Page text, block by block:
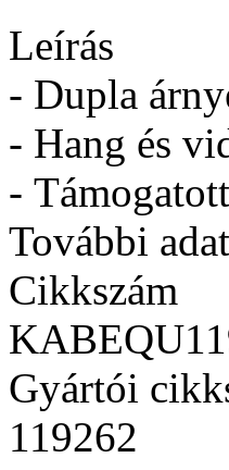
Leírás
- Dupla
- Hang és
-
További
Cikkszám
Gyártói
119262